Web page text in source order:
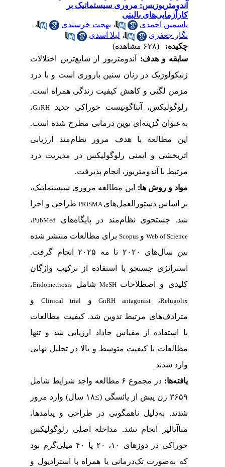
آندومتریوزیس: مروری سیستماتیک بر
کارآزمایی‌های بالینی
یاسمین احمدی
،بهجت خرسندی
،
نگار جعفری
،لیلا اسدی
چکیده:
سابقه و هدف: آندومتریوز از شایع‌ترین اختلالات
ژنیکولوژیک در زنان سنین باروری است و با درد
مزمن لگنی و کاهش کیفیت زندگی همراه است.
رلوگولیکس، آنتاگونیست خوراکی جدیدGnRH،
به‌عنوان گزینه‌ای نوین درمانی مطرح شده است.
این مطالعه با هدف مرور نظام‌مند ارزیابی
اثربخشی و ایمنی رلوگولیکس در مدیریت درد
مرتبط با آندومتریوز، انجام پذیرفت.
مواد و روش ها: این مطالعه مروری سیستماتیک،
بر اساس دستورالعمل‌هایPRISMAطراحی و اجرا
شد. جستجوی نظام‌مند در پایگاه‌هایPubMed،
Web of Scienceو Scopusبرای مطالعات منتشر شده
بین سال‌های ۲۰۲۰ تا مه ۲۰۲۵ انجام گرفت.
استراتژی جستجو با استفاده از ترکیب واژگان
کلیدی و اصطلاحاتMeSHشامل Endometriosis،
Relugolix، GnRH antagonistو Clinical trialو
مترادف‌های مرتبط تدوین شد. کیفیت مطالعات
با استفاده از مقیاس جاداد ارزیابی شد و تنها
مطالعات با کیفیت متوسط و بالا در تحلیل نهایی
وارد شدند.
یافتهها:
در مجموع ۶ مطالعه واجد شرایط شامل
۳۶۵۹ زن پیش از یائسگی (
≥
۱۸ سال) وارد مرور
شدند. به‌دلیل ناهمگونی در طراحی و پیامدها،
متاآنالیز انجام نشد. مداخله اصلی رلوگولیکس
خوراکی در دوزهای ۱۰، ۲۰ یا ۴۰ میلی‌گرم بود
که به‌صورت تک‌درمانی یا همراه با استرادیول و